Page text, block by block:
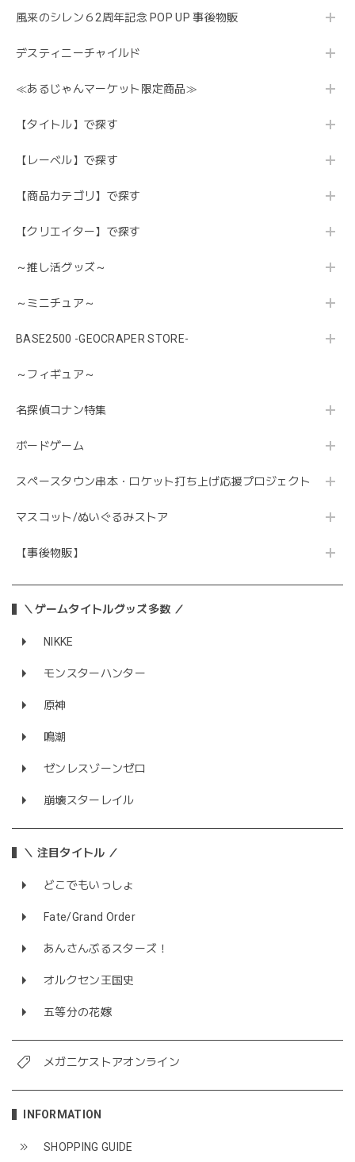
風来のシレン６2周年記念 POP UP 事後物販
デスティニーチャイルド
≪あるじゃんマーケット限定商品≫
【タイトル】で探す
【レーベル】で探す
【商品カテゴリ】で探す
【クリエイター】で探す
～推し活グッズ～
～ミニチュア～
BASE2500 -GEOCRAPER STORE-
～フィギュア～
名探偵コナン特集
ボードゲーム
スペースタウン串本・ロケット打ち上げ応援プロジェクト
マスコット/ぬいぐるみストア
【事後物販】
＼ゲームタイトルグッズ多数 ／
NIKKE
モンスターハンター
原神
鳴潮
ゼンレスゾーンゼロ
崩壊スターレイル
＼ 注目タイトル ／
どこでもいっしょ
Fate/Grand Order
あんさんぶるスターズ！
オルクセン王国史
五等分の花嫁
メガニケストアオンライン
INFORMATION
SHOPPING GUIDE